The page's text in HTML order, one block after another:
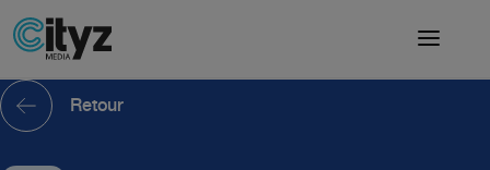
Retour